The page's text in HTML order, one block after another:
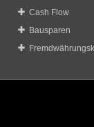
Cash Flow
Bausparen